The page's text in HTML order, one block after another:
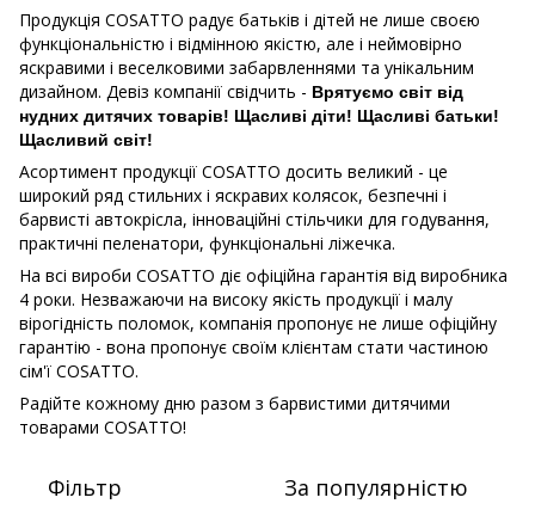
Продукція COSATTO радує батьків і дітей не лише своєю
функціональністю і відмінною якістю, але і неймовірно
яскравими і веселковими забарвленнями та унікальним
дизайном. Девіз компанії свідчить - Врятуємо світ від
нудних дитячих товарів! Щасливі діти! Щасливі батьки!
Щасливий світ!
Асортимент продукції COSATTO досить великий - це
широкий ряд стильних і яскравих колясок, безпечні і
барвисті автокрісла, інноваційні стільчики для годування,
практичні пеленатори, функціональні ліжечка.
На всі вироби COSATTO діє офіційна гарантія від виробника
4 роки. Незважаючи на високу якість продукції і малу
вірогідність поломок, компанія пропонує не лише офіційну
гарантію - вона пропонує своїм клієнтам стати частиною
сім'ї COSATTO.
Радійте кожному дню разом з барвистими дитячими
товарами COSATTO!
Фільтр За популярністю